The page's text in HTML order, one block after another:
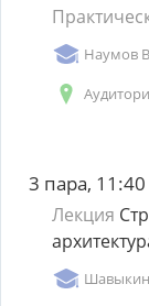
Наумов
3 пара,
Лекция